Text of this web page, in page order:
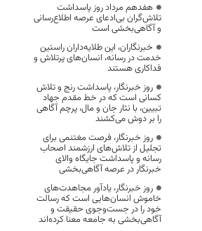
هفدهم مرداد روز پاسداشت
تلاش‌گران بی‌ادعای عرصه اطلاع‌رسانی
و آگاهی‌بخشی است
خبرنگاران، این طلایه‌داران راستین
خدمت در رسانه، انسان‌های پرتلاش و
فداکاری هستند
روز خبرنگار، پاسداشت رنج و تلاش
کسانی است که در خط مقدم جهاد
تبیین، با نثار جان و مال، پرچم آگاهی
را بر دوش می‌کشند
روز خبرنگار، فرصت مغتنمی برای
تجلیل از تلاش‌های ارزشمند اصحاب
رسانه و پاسداشت جایگاه والای
خبرنگار در عرصه آگاهی‌بخشی
روز خبرنگار، یادآور مجاهدت‌های
خاموش انسان‌هایی است که رسالت
خود را در جست‌وجوی حقیقت و
آگاهی‌بخشی به جامعه معنا کرده‌اند